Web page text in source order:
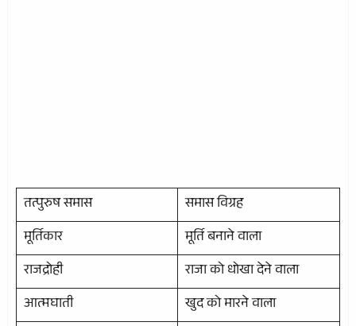
तत्पुरुष समास
समास विग्रह
मूर्तिकार
मूर्ति बनाने वाला
राजद्रोही
राजा को धोखा देने वाला
आत्मघाती
खुद को मारने वाला